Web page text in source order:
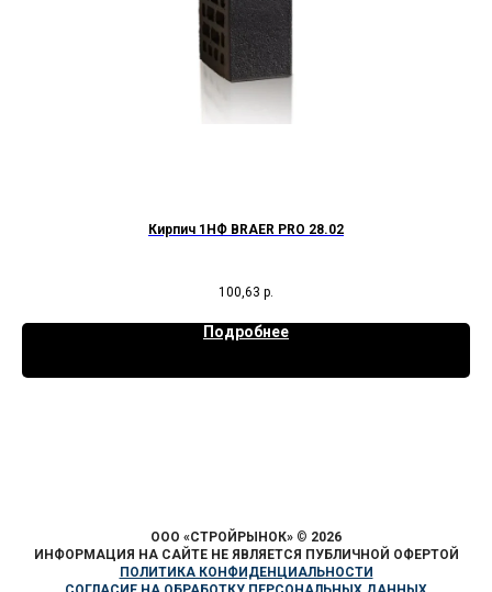
Кирпич 1НФ BRAER PRO 28.02
100,63 р.
Подробнее
ООО «СТРОЙРЫНОК» © 2026
ИНФОРМАЦИЯ НА САЙТЕ НЕ ЯВЛЯЕТСЯ ПУБЛИЧНОЙ ОФЕРТОЙ
ПОЛИТИКА КОНФИДЕНЦИАЛЬНОСТИ